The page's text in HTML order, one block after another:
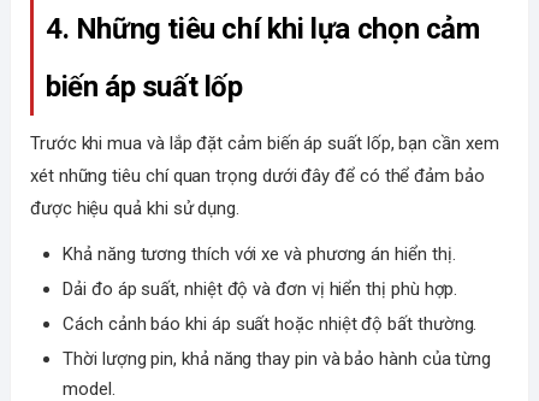
4. Những tiêu chí khi lựa chọn cảm
biến áp suất lốp
Trước khi mua và lắp đặt cảm biến áp suất lốp, bạn cần xem
xét những tiêu chí quan trọng dưới đây để có thể đảm bảo
được hiệu quả khi sử dụng.
Khả năng tương thích với xe và phương án hiển thị.
Dải đo áp suất, nhiệt độ và đơn vị hiển thị phù hợp.
Cách cảnh báo khi áp suất hoặc nhiệt độ bất thường.
Thời lượng pin, khả năng thay pin và bảo hành của từng
model.